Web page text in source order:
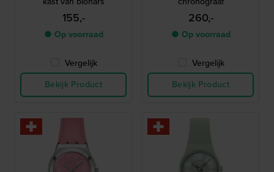
155,-
● Op voorraad
Vergelijk
Bekijk Product
260,-
● Op voorraad
Vergelijk
Bekijk Product